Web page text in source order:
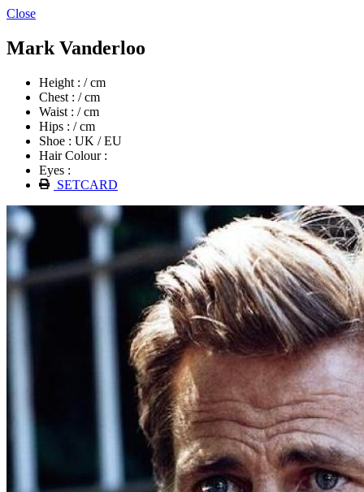
Close
Mark Vanderloo
Height : / cm
Chest : / cm
Waist : / cm
Hips : / cm
Shoe : UK / EU
Hair Colour :
Eyes :
SETCARD